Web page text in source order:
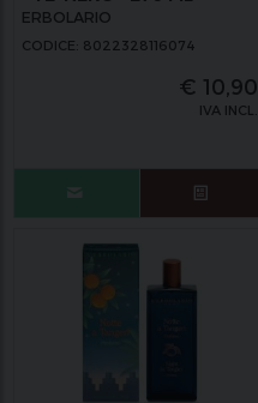
ERBOLARIO
CODICE: 8022328116074
€ 10,90
IVA INCL.